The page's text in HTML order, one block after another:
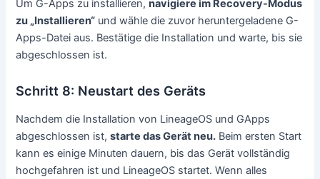
Um G-Apps zu installieren,navigiere im Recovery-Modus
zu „Installieren“ und wähle die zuvor heruntergeladene G-
Apps-Datei aus. Bestätige die Installation und warte, bis sie
abgeschlossen ist.
Schritt 8: Neustart des Geräts
Nachdem die Installation von LineageOS und GApps
abgeschlossen ist,starte das Gerät neu. Beim ersten Start
kann es einige Minuten dauern, bis das Gerät vollständig
hochgefahren ist und LineageOS startet. Wenn alles